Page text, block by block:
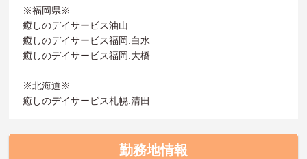
※福岡県※
癒しのデイサービス油山
癒しのデイサービス福岡.白水
癒しのデイサービス福岡.大橋
※北海道※
癒しのデイサービス札幌.清田
勤務地情報